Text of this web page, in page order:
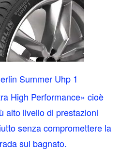
Summer Uhp 1
High Performance» cioè
alto livello di prestazioni
senza compromettere la
sul bagnato.